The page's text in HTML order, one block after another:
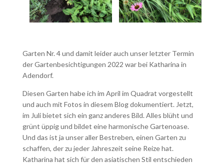
Garten Nr. 4 und damit leider auch unser letzter Termin
der Gartenbesichtigungen 2022 war bei Katharina in
Adendorf.
Diesen Garten habe ich im April im Quadrat vorgestellt
und auch mit Fotos in diesem Blog dokumentiert. Jetzt,
im Juli bietet sich ein ganz anderes Bild. Alles blüht und
grünt üppig und bildet eine harmonische Gartenoase.
Und das ist ja unser aller Bestreben, einen Garten zu
schaffen, der zu jeder Jahreszeit seine Reize hat.
Katharina hat sich für den asiatischen Stil entschieden